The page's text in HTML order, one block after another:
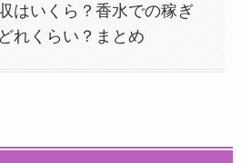
はいくら？香水での稼ぎ
れくらい？まとめ